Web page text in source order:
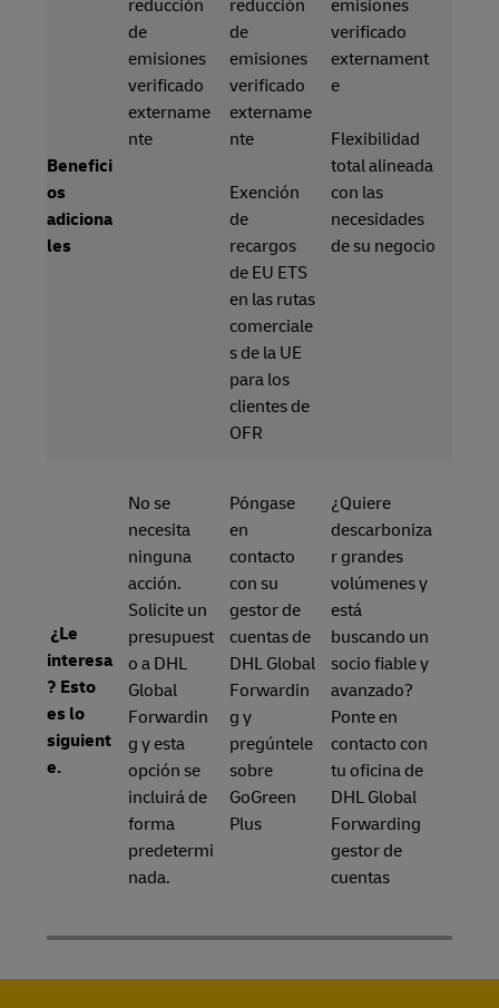
Benefici
os
adiciona
les
reducción
de
emisiones
verificado
extername
nte
reducción
de
emisiones
verificado
extername
nte
Exención
de
recargos
de EU ETS
en las rutas
comerciale
s de la UE
para los
clientes de
OFR
emisiones
verificado
externament
e
Flexibilidad
total alineada
con las
necesidades
de su negocio
¿Le
interesa
? Esto
es lo
siguient
e.
No se
necesita
ninguna
acción.
Solicite un
presupuest
o a DHL
Global
Forwardin
g y esta
opción se
incluirá de
forma
predetermi
nada.
Póngase
en
contacto
con su
gestor de
cuentas de
DHL Global
Forwardin
g y
pregúntele
sobre
GoGreen
Plus
¿Quiere
descarboniza
r grandes
volúmenes y
está
buscando un
socio fiable y
avanzado?
Ponte en
contacto con
tu oficina de
DHL Global
Forwarding
gestor de
cuentas